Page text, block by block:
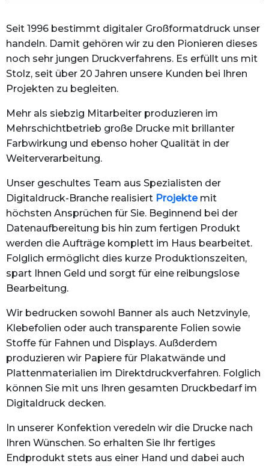
Seit 1996 bestimmt digitaler Großformatdruck unser
handeln. Damit gehören wir zu den Pionieren dieses
noch sehr jungen Druckverfahrens. Es erfüllt uns mit
Stolz, seit über 20 Jahren unsere Kunden bei Ihren
Projekten zu begleiten.
Mehr als siebzig Mitarbeiter produzieren im
Mehrschichtbetrieb große Drucke mit brillanter
Farbwirkung und ebenso hoher Qualität in der
Weiterverarbeitung.
Unser geschultes Team aus Spezialisten der
Digitaldruck-Branche realisiert Projektemit
höchsten Ansprüchen für Sie. Beginnend bei der
Datenaufbereitung bis hin zum fertigen Produkt
werden die Aufträge komplett im Haus bearbeitet.
Folglich ermöglicht dies kurze Produktionszeiten,
spart Ihnen Geld und sorgt für eine reibungslose
Bearbeitung.
Wir bedrucken sowohl Banner als auch Netzvinyle,
Klebefolien oder auch transparente Folien sowie
Stoffe für Fahnen und Displays. Außderdem
produzieren wir Papiere für Plakatwände und
Plattenmaterialien im Direktdruckverfahren. Folglich
können Sie mit uns Ihren gesamten Druckbedarf im
Digitaldruck decken.
In unserer Konfektion veredeln wir die Drucke nach
Ihren Wünschen. So erhalten Sie Ihr fertiges
Endprodukt stets aus einer Hand und dabei auch